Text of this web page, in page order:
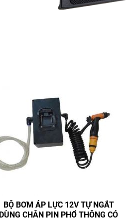
BỘ BƠM ÁP LỰC 12V TỰ NGẮT
DÙNG CHÂN PIN PHỔ THÔNG CÓ